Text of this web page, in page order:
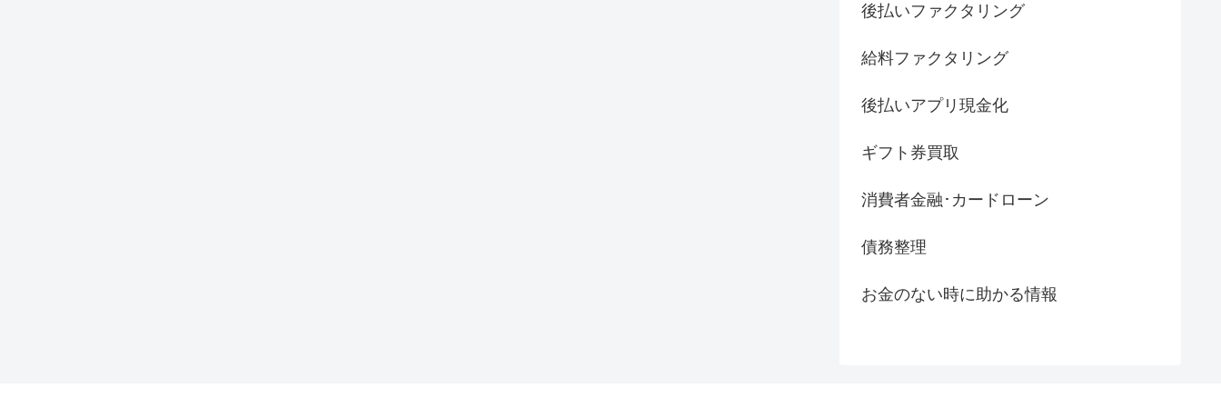
後払いファクタリング
給料ファクタリング
後払いアプリ現金化
ギフト券買取
消費者金融･カードローン
債務整理
お金のない時に助かる情報